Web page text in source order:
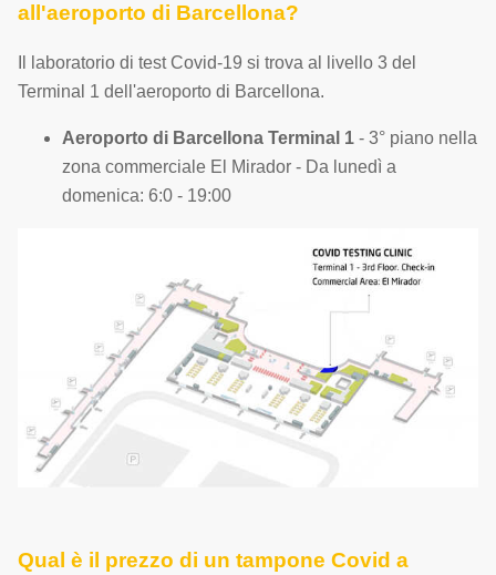
all'aeroporto di Barcellona?
Il laboratorio di test Covid-19 si trova al livello 3 del
Terminal 1 dell'aeroporto di Barcellona.
Aeroporto di Barcellona Terminal 1 - 3° piano nella
zona commerciale El Mirador - Da lunedì a
domenica: 6:0 - 19:00
Qual è il prezzo di un tampone Covid a